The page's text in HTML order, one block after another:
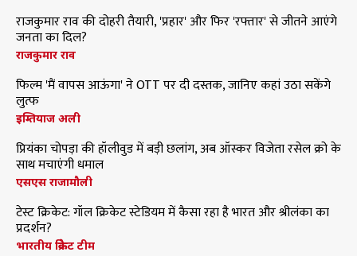
राजकुमार राव की दोहरी तैयारी, 'प्रहार' और फिर 'रफ्तार' से जीतने आएंगे
जनता का दिल?
राजकुमार राव
फिल्म 'मैं वापस आऊंगा' ने OTT पर दी दस्तक, जानिए कहां उठा सकेंगे
लुत्फ
इम्तियाज अली
प्रियंका चोपड़ा की हॉलीवुड में बड़ी छलांग, अब ऑस्कर विजेता रसेल क्रो के
साथ मचाएंगी धमाल
एसएस राजामौली
टेस्ट क्रिकेट: गॉल क्रिकेट स्टेडियम में कैसा रहा है भारत और श्रीलंका का
प्रदर्शन?
भारतीय क्रिकेट टीम